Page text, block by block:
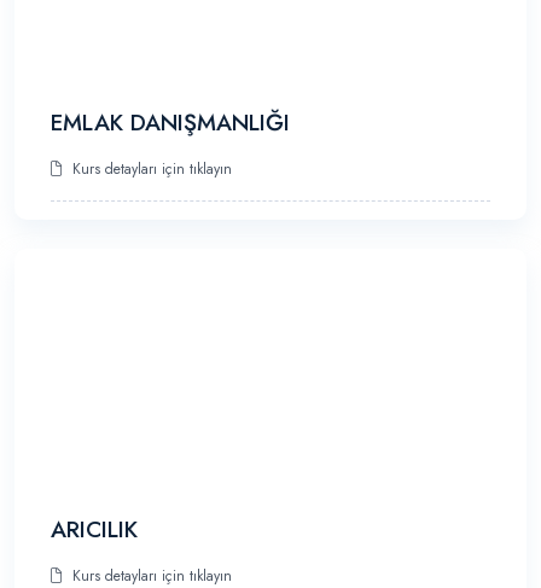
EMLAK DANIŞMANLIĞI
Kurs detayları için tıklayın
ARICILIK
Kurs detayları için tıklayın